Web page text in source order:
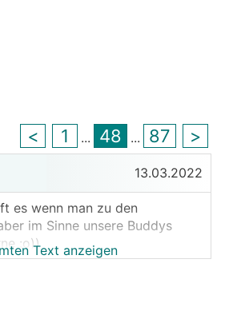
< 1 ... 48 ... 87 >
13.03.2022
es wenn man zu den
im Sinne unsere Buddys
:o))Text anzeigen